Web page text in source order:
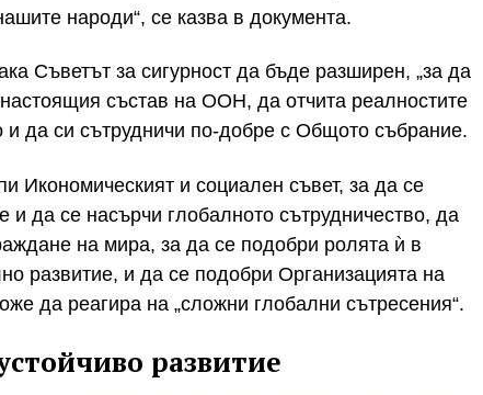
народи“, се казва в документа.
Съветът за сигурност да бъде разширен, „за да
състав на ООН, да отчита реалностите
и да си сътрудничи по-добре с Общото събрание.
Икономическият и социален съвет, за да се
и да се насърчи глобалното сътрудничество, да
на мира, за да се подобри ролята ѝ в
развитие, и да се подобри Организацията на
да реагира на „сложни глобални сътресения“.
развитие